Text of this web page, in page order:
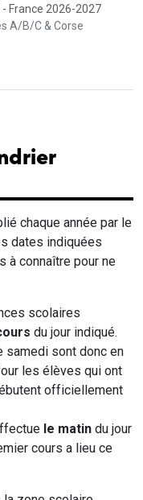
France 2026-2027
A/B/C & Corse
chaque année par le
dates indiquées
à connaître pour ne
scolaires
du jour indiqué.
samedi sont donc en
les élèves qui ont
officiellement
le matin du jour
cours a lieu ce